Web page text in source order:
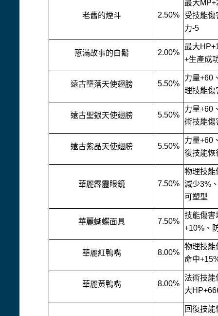
老舊的煙斗 2.50%
最大
受技能傷
力-5
蔥滿故事的白鬍 2.00%
最大
+生產成
遠古墮落天使翅膀 5.50%
力量+60
理技能傷
遠古聖銀天使翅膀 5.50%
力量+60
術技能傷
遠古紫晶天使翅膀 5.50%
力量+60
復技能恢
華麗霹靂眼鏡 7.50%
物理技能
減少3%
可塑型
華麗蝴蝶面具 7.50%
技能傷害
+10%、
華麗紅鴨嘴 8.00%
物理技能
命中
華麗黃鴨嘴 8.00%
法術技能
大
回復技